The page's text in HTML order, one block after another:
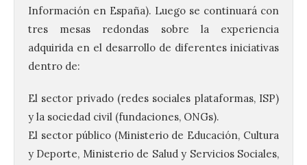
Información en España). Luego se continuará con
tres mesas redondas sobre la experiencia
adquirida en el desarrollo de diferentes iniciativas
dentro de:
El sector privado (redes sociales plataformas, ISP)
y la sociedad civil (fundaciones, ONGs).
El sector público (Ministerio de Educación, Cultura
y Deporte, Ministerio de Salud y Servicios Sociales,